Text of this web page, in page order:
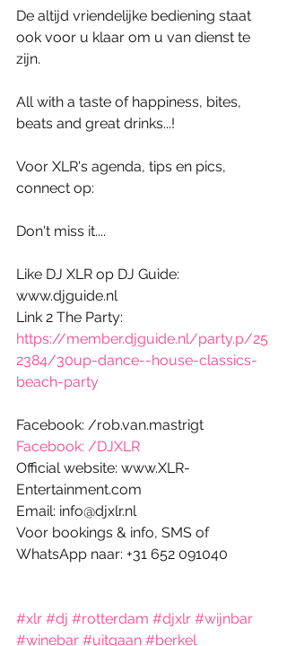
De altijd vriendelijke bediening staat
ook voor u klaar om u van dienst te
zijn.
All with a taste of happiness, bites,
beats and great drinks...!
Voor XLR's agenda, tips en pics,
connect op:
Don't miss it....
Like DJ XLR op DJ Guide:
www.djguide.nl
Link 2 The Party:
https://member.djguide.nl/party.p/25
2384/30up-dance--house-classics-
beach-party
Facebook: /rob.van.mastrigt
Facebook: /DJXLR
Official website: www.XLR-
Entertainment.com
Email: info@djxlr.nl
Voor bookings & info, SMS of
WhatsApp naar: +31 652 091040
#xlr #dj #rotterdam #djxlr #wijnbar
#winebar #uitgaan #berkel